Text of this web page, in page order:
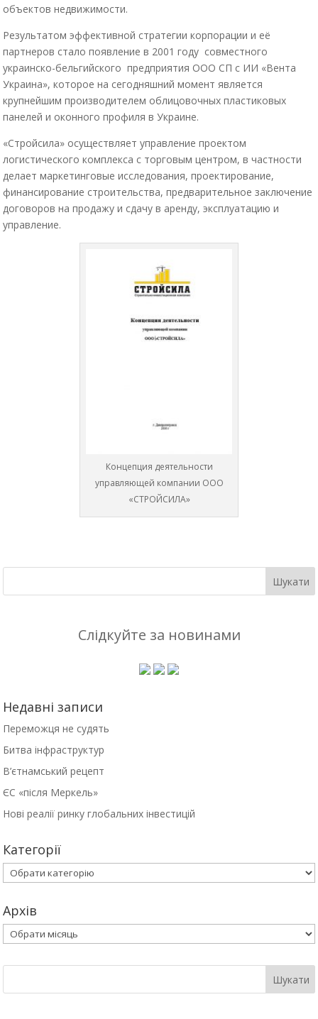
объектов недвижимости.
Результатом эффективной стратегии корпорации и её
партнеров стало появление в 2001 году совместного
украинско-бельгийского предприятия ООО СП с ИИ «Вента
Украина», которое на сегодняшний момент является
крупнейшим производителем облицовочных пластиковых
панелей и оконного профиля в Украине.
«Стройсила» осуществляет управление проектом
логистического комплекса с торговым центром, в частности
делает маркетинговые исследования, проектирование,
финансирование строительства, предварительное заключение
договоров на продажу и сдачу в аренду, эксплуатацию и
управление.
Концепция деятельности
управляющей компании ООО
«СТРОЙСИЛА»
Слідкуйте за новинами
Недавні записи
Переможця не судять
Битва інфраструктур
В’єтнамський рецепт
ЄС «після Меркель»
Нові реалії ринку глобальних інвестицій
Категорії
Категорії
Архів
Архів